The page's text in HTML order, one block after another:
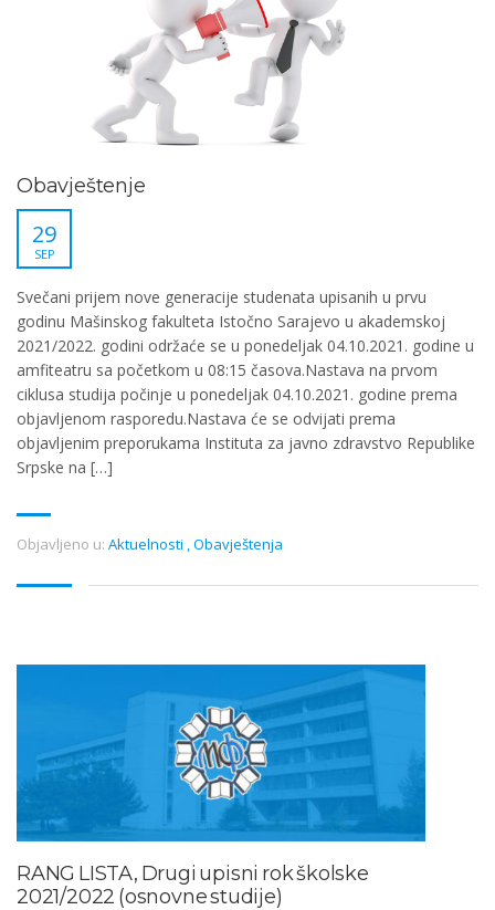
Obavještenje
29
SEP
Svečani prijem nove generacije studenata upisanih u prvu
godinu Mašinskog fakulteta Istočno Sarajevo u akademskoj
2021/2022. godini održaće se u ponedeljak 04.10.2021. godine u
amfiteatru sa početkom u 08:15 časova.Nastava na prvom
ciklusa studija počinje u ponedeljak 04.10.2021. godine prema
objavljenom rasporedu.Nastava će se odvijati prema
objavljenim preporukama Instituta za javno zdravstvo Republike
Srpske na […]
Objavljeno u: Aktuelnosti ,Obavještenja
RANG LISTA, Drugi upisni rok školske
2021/2022 (osnovne studije)